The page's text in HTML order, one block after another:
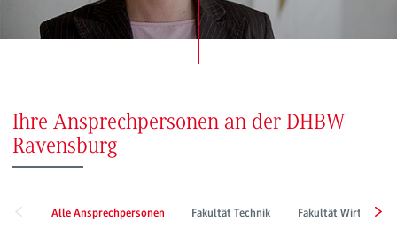
Ihre Ansprechpersonen an der DHBW
Ravensburg
Alle Ansprechpersonen Fakultät Technik Fakultät Wirtschaft